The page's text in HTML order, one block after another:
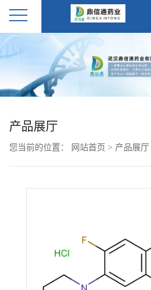
公
产品展厅
您当前的位置： 网站首页 > 产品展厅